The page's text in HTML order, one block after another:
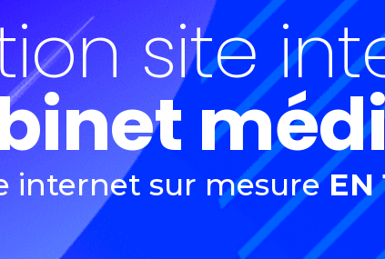
site
internet sur mesureEN